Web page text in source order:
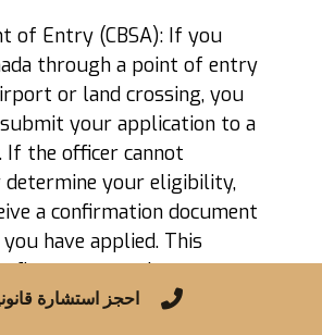
of Entry (CBSA): If you
through a point of entry
or land crossing, you
your application to a
If the officer cannot
determine your eligibility,
a confirmation document
have applied. This
your asylum
you access to the
احجز استشارة